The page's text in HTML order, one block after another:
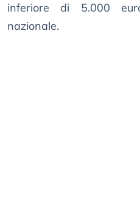
inferiore di 5.000
nazionale.